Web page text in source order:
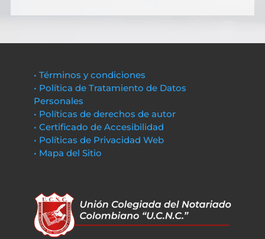
• Términos y condiciones
• Política de Tratamiento de Datos
Personales
• Políticas de derechos de autor
• Certificado de Accesibilidad
• Políticas de Privacidad Web
• Mapa del Sitio